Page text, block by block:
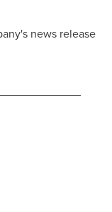
news release